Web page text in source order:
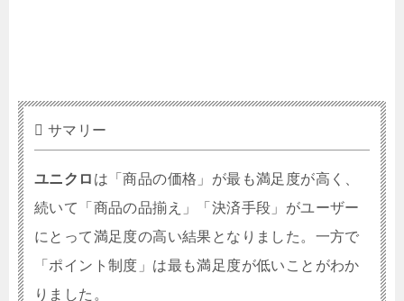
サマリー
ユニクロ は「商品の価格」が最も満足度が高く、
続いて「商品の品揃え」「決済手段」がユーザー
にとって満足度の高い結果となりました。一方で
「ポイント制度」は最も満足度が低いことがわか
りました。